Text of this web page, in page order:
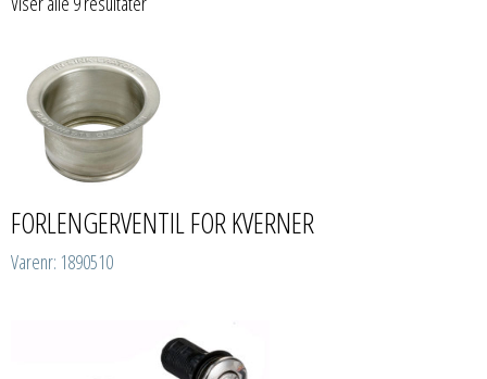
FORLENGERVENTIL FOR KVERNER
Varenr: 1890510